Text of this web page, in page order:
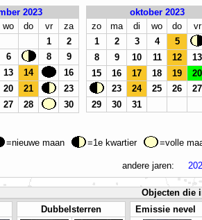
2023
wo do vr
za
1
2
6 8
9
13 14
16
20 21
23
27 28 30
oktober 2023
zo
ma di wo do
vr
1
2 3 4
5
8
9 10 11 12
13
15
16 17 18 19
20
23
24 25 26
27
29
30 31
=nieuwe maan =1e kwartier =volle
andere jaren:
Objecten die
Dubbelsterren Emissie nevel